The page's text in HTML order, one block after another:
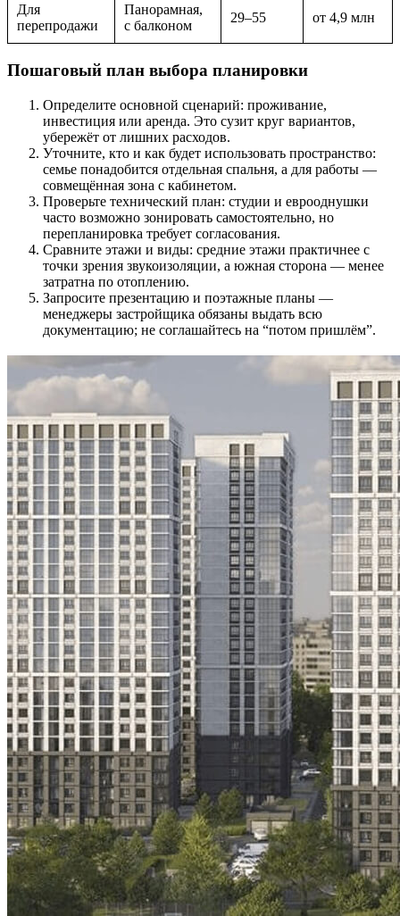
Для
перепродажи
Панорамная,
с балконом
29–55 от 4,9 млн
Пошаговый план выбора планировки
Определите основной сценарий: проживание,
инвестиция или аренда. Это сузит круг вариантов,
убережёт от лишних расходов.
Уточните, кто и как будет использовать пространство:
семье понадобится отдельная спальня, а для работы —
совмещённая зона с кабинетом.
Проверьте технический план: студии и еврооднушки
часто возможно зонировать самостоятельно, но
перепланировка требует согласования.
Сравните этажи и виды: средние этажи практичнее с
точки зрения звукоизоляции, а южная сторона — менее
затратна по отоплению.
Запросите презентацию и поэтажные планы —
менеджеры застройщика обязаны выдать всю
документацию; не соглашайтесь на “потом пришлём”.